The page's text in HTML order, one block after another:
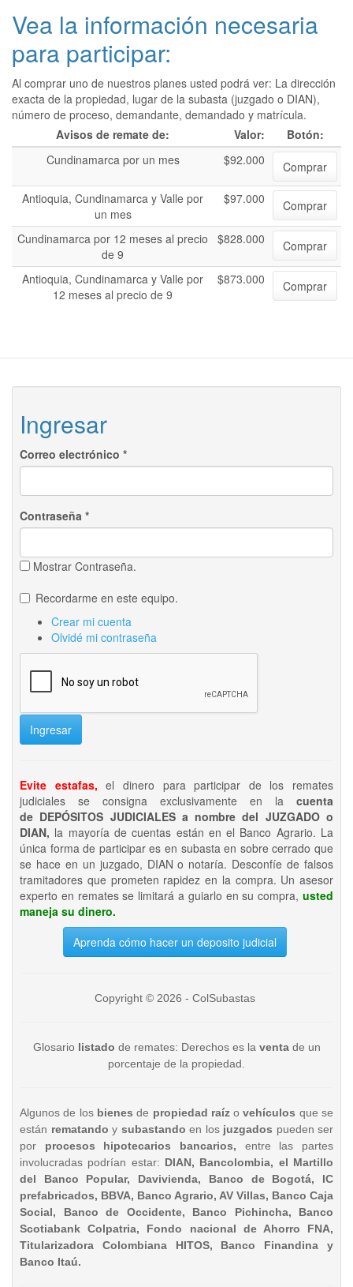
Vea la información necesaria
para participar:
Al comprar uno de nuestros planes usted podrá ver: La dirección
exacta de la propiedad, lugar de la subasta (juzgado o DIAN),
número de proceso, demandante, demandado y matrícula.
Avisos de remate de:
Valor:
Botón:
Cundinamarca por un mes
$92.000
Comprar
Antioquia, Cundinamarca y Valle por
un mes
$97.000 Comprar
Cundinamarca por 12 meses al precio
de 9
$828.000 Comprar
Antioquia, Cundinamarca y Valle por
12 meses al precio de 9
$873.000 Comprar
Ingresar
Correo electrónico *
Contraseña *
Mostrar Contraseña.
Recordarme en este equipo.
Crear mi cuenta
Olvidé mi contraseña
Ingresar
Evite estafas, el dinero para participar de los remates
judiciales se consigna exclusivamente en la cuenta
de DEPÓSITOS JUDICIALES a nombre del JUZGADO o
DIAN, la mayoría de cuentas están en el Banco Agrario. La
única forma de participar es en subasta en sobre cerrado que
se hace en un juzgado, DIAN o notaría. Desconfíe de falsos
tramitadores que prometen rapidez en la compra. Un asesor
experto en remates se limitará a guiarlo en su compra, usted
maneja su dinero.
Aprenda cómo hacer un deposito judicial
Copyright © 2026 - ColSubastas
Glosario listado de remates: Derechos es la ventade un
porcentaje de la propiedad.
Algunos de los bienesde propiedad raízo vehículos que se
están rematando y subastando en los juzgados pueden ser
por procesos hipotecarios bancarios, entre las partes
involucradas podrían estar: DIAN, Bancolombia, el Martillo
del Banco Popular, Davivienda, Banco de Bogotá, IC
prefabricados, BBVA, Banco Agrario, AV Villas, Banco Caja
Social, Banco de Occidente, Banco Pichincha, Banco
Scotiabank Colpatria, Fondo nacional de Ahorro FNA,
Titularizadora Colombiana HITOS, Banco Finandina y
Banco Itaú.